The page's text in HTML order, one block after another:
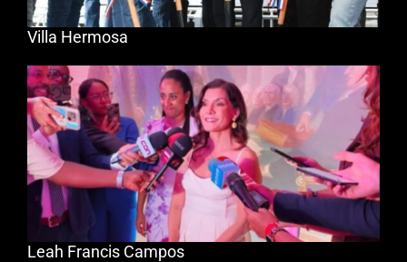
Villa Hermosa
Leah Francis Campos